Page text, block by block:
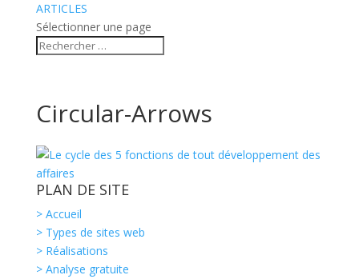
ARTICLES
Sélectionner une page
Circular-Arrows
PLAN DE SITE
> Accueil
> Types de sites web
> Réalisations
> Analyse gratuite